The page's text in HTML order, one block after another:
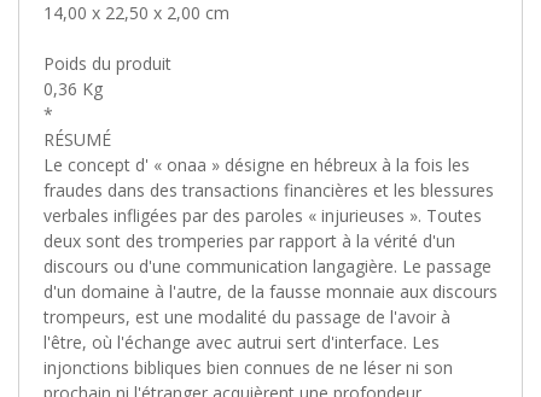
14,00 x 22,50 x 2,00 cm
Poids du produit
0,36 Kg
*
RÉSUMÉ
Le concept d' « onaa » désigne en hébreux à la fois les
fraudes dans des transactions financières et les blessures
verbales infligées par des paroles « injurieuses ». Toutes
deux sont des tromperies par rapport à la vérité d'un
discours ou d'une communication langagière. Le passage
d'un domaine à l'autre, de la fausse monnaie aux discours
trompeurs, est une modalité du passage de l'avoir à
l'être, où l'échange avec autrui sert d'interface. Les
injonctions bibliques bien connues de ne léser ni son